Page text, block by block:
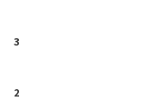
3
2